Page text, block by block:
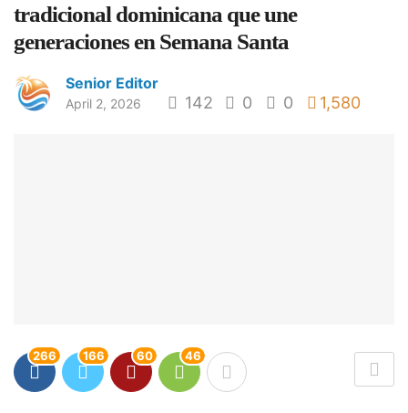
tradicional dominicana que une
generaciones en Semana Santa
Senior Editor
April 2, 2026 142 0 0 1,580
266 166 60 46